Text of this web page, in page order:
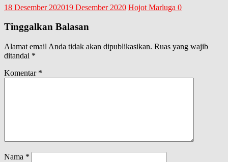
18 Desember 202019 Desember 2020 Hojot Marluga 0
Tinggalkan Balasan
Alamat email Anda tidak akan dipublikasikan. Ruas yang wajib
ditandai *
Komentar *
Nama *